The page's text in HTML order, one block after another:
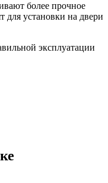
более прочное
для установки на двери
эксплуатации